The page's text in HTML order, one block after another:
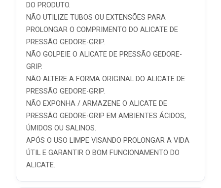
DO PRODUTO.
NÃO UTILIZE TUBOS OU EXTENSÕES PARA
PROLONGAR O COMPRIMENTO DO ALICATE DE
PRESSÃO GEDORE-GRIP.
NÃO GOLPEIE O ALICATE DE PRESSÃO GEDORE-
GRIP.
NÃO ALTERE A FORMA ORIGINAL DO ALICATE DE
PRESSÃO GEDORE-GRIP.
NÃO EXPONHA / ARMAZENE O ALICATE DE
PRESSÃO GEDORE-GRIP EM AMBIENTES ÁCIDOS,
ÚMIDOS OU SALINOS.
APÓS O USO LIMPE VISANDO PROLONGAR A VIDA
ÚTIL E GARANTIR O BOM FUNCIONAMENTO DO
ALICATE.